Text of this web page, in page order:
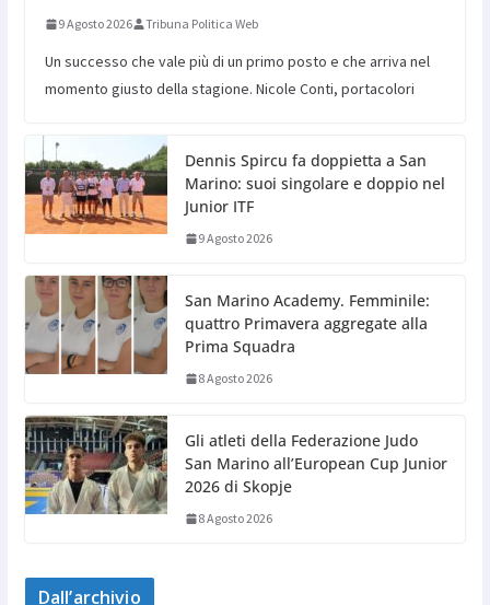
9 Agosto 2026 Tribuna Politica Web
Un successo che vale più di un primo posto e che arriva nel
momento giusto della stagione. Nicole Conti, portacolori
Dennis Spircu fa doppietta a San
Marino: suoi singolare e doppio nel
Junior ITF
9 Agosto 2026
San Marino Academy. Femminile:
quattro Primavera aggregate alla
Prima Squadra
8 Agosto 2026
Gli atleti della Federazione Judo
San Marino all’European Cup Junior
2026 di Skopje
8 Agosto 2026
Dall’archivio